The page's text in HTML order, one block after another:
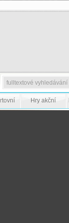
Hry akční